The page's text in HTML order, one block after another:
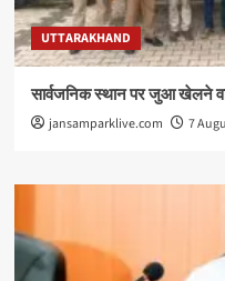
UTTARAKHAND
सार्वजनिक स्थान पर जुआ खेलने
jansamparklive.com 7